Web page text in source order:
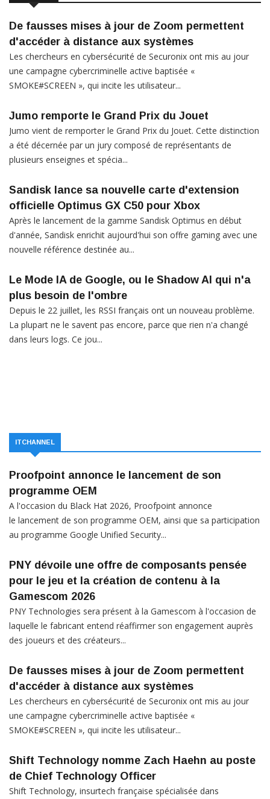
De fausses mises à jour de Zoom permettent
d'accéder à distance aux systèmes
Les chercheurs en cybersécurité de Securonix ont mis au jour
une campagne cybercriminelle active baptisée «
SMOKE#SCREEN », qui incite les utilisateur...
Jumo remporte le Grand Prix du Jouet
Jumo vient de remporter le Grand Prix du Jouet. Cette distinction
a été décernée par un jury composé de représentants de
plusieurs enseignes et spécia...
Sandisk lance sa nouvelle carte d'extension
officielle Optimus GX C50 pour Xbox
Après le lancement de la gamme Sandisk Optimus en début
d'année, Sandisk enrichit aujourd'hui son offre gaming avec une
nouvelle référence destinée au...
Le Mode IA de Google, ou le Shadow AI qui n'a
plus besoin de l'ombre
Depuis le 22 juillet, les RSSI français ont un nouveau problème.
La plupart ne le savent pas encore, parce que rien n'a changé
dans leurs logs. Ce jou...
ITCHANNEL
Proofpoint annonce le lancement de son
programme OEM
A l'occasion du Black Hat 2026, Proofpoint annonce
le lancement de son programme OEM, ainsi que sa participation
au programme Google Unified Security...
PNY dévoile une offre de composants pensée
pour le jeu et la création de contenu à la
Gamescom 2026
PNY Technologies sera présent à la Gamescom à l'occasion de
laquelle le fabricant entend réaffirmer son engagement auprès
des joueurs et des créateurs...
De fausses mises à jour de Zoom permettent
d'accéder à distance aux systèmes
Les chercheurs en cybersécurité de Securonix ont mis au jour
une campagne cybercriminelle active baptisée «
SMOKE#SCREEN », qui incite les utilisateur...
Shift Technology nomme Zach Haehn au poste
de Chief Technology Officer
Shift Technology, insurtech française spécialisée dans